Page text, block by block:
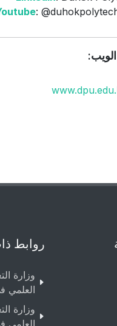
:
روابط
وزارة
العلمي
وزارة
العلمي